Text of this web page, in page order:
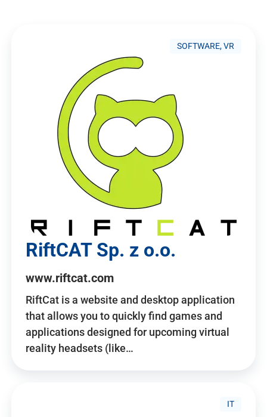
SOFTWARE, VR
RiftCAT Sp. z o.o.
www.riftcat.com
RiftCat is a website and desktop application
that allows you to quickly find games and
applications designed for upcoming virtual
reality headsets (like…
IT